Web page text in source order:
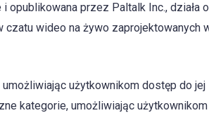
opublikowana przez Paltalk Inc., działa
wideo na żywo zaprojektowanych
użytkownikom dostęp do jej
kategorie, umożliwiając użytkownikom